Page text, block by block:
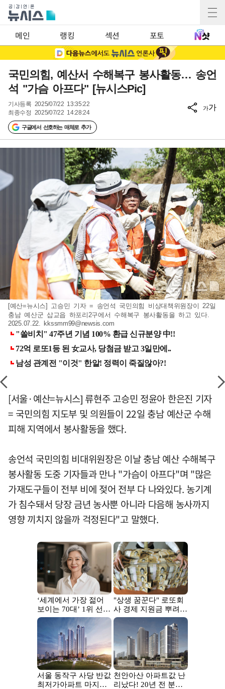
메인 랭킹 섹션 포토
국민의힘, 예산서 수해복구 봉사활동… 송언
석 "가슴 아프다" [뉴시스Pic]
기사등록 2025/07/22 13:35:22
최종수정 2025/07/22 14:28:24
구글에서 선호하는 매체로 추가
가가
[예산=뉴시스] 고승민 기자 = 송언석 국민의힘 비상대책위원장이 22일
충남 예산군 삽교읍 하포리2구에서 수해복구 봉사활동을 하고 있다.
2025.07.22. kkssmm99@newsis.com
[서울·예산=뉴시스] 류현주 고승민 정윤아 한은진 기자
= 국민의힘 지도부 및 의원들이 22일 충남 예산군 수해
피해 지역에서 봉사활동을 했다.
송언석 국민의힘 비대위원장은 이날 충남 예산 수해복구
봉사활동 도중 기자들과 만나 "가슴이 아프다"며 "많은
가재도구들이 전부 비에 젖어 전부 다 나와있다. 농기계
가 침수돼서 당장 금년 농사뿐 아니라 다음해 농사까지
영향 끼치지 않을까 걱정된다"고 말했다.